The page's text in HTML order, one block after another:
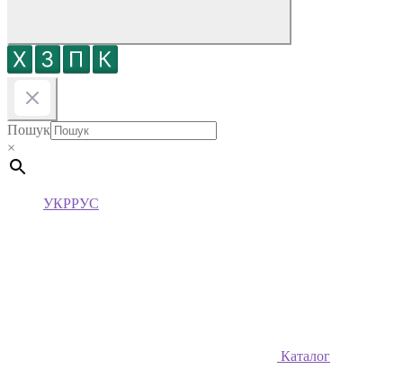
Пошук
×
УКРРУС
Каталог